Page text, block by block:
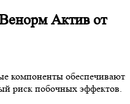
Актив от
компоненты обеспечивают
риск побочных эффектов.